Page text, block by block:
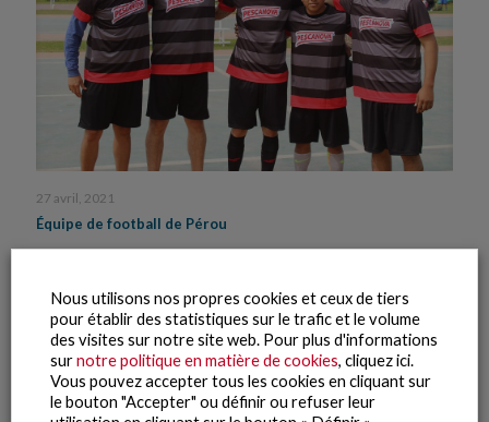
27 avril, 2021
Équipe de football de Pérou
Nous utilisons nos propres cookies et ceux de tiers
pour établir des statistiques sur le trafic et le volume
des visites sur notre site web. Pour plus d'informations
surnotre politique en matière de cookies, cliquez ici.
Vous pouvez accepter tous les cookies en cliquant sur
le bouton "Accepter" ou définir ou refuser leur